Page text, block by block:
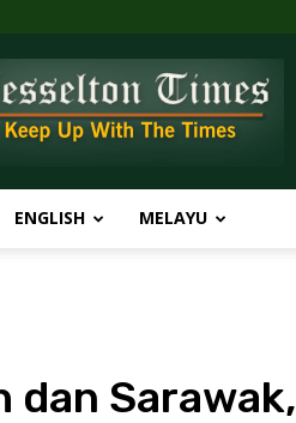
Times
ENGLISH MELAYU
dan Sarawak,